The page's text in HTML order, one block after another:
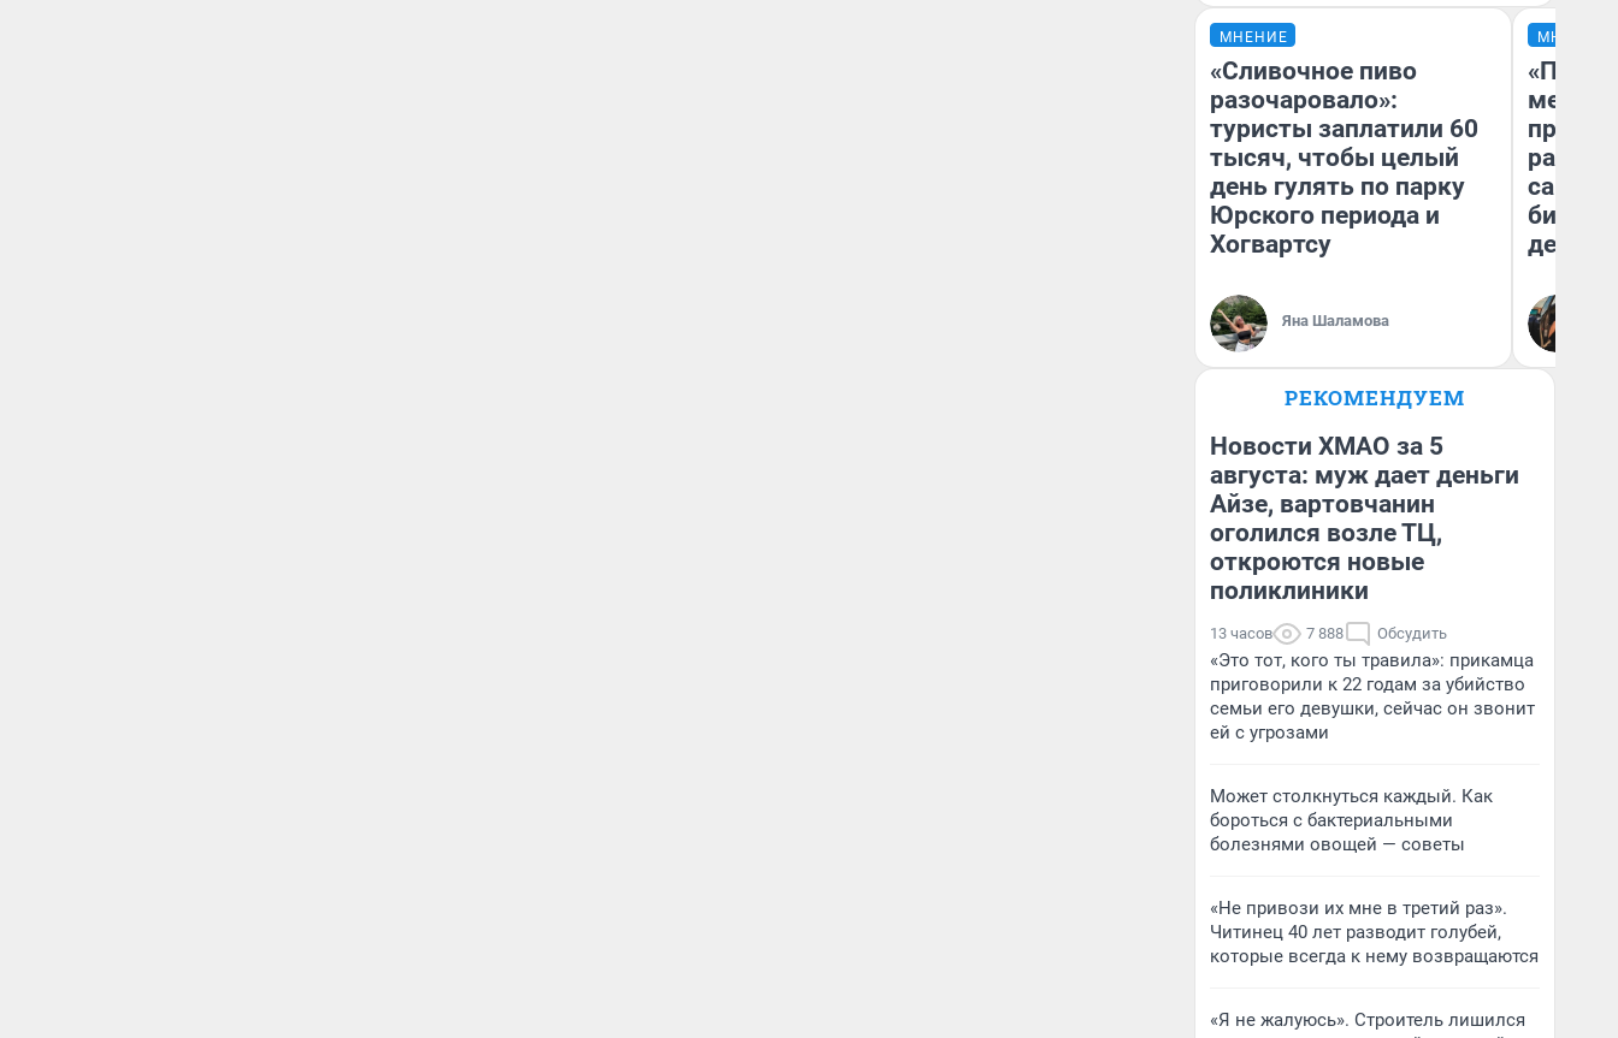
МНЕНИЕ
«Сливочное пиво
разочаровало»:
туристы заплатили 60
тысяч, чтобы целый
день гулять по парку
Юрского периода и
Хогвартсу
Яна Шаламова
МНЕНИЕ
самом
РЕКОМЕНДУЕМ
Новости ХМАО за 5
августа: муж дает деньги
Айзе, вартовчанин
оголился возле ТЦ,
откроются новые
поликлиники
13 часов 7 888 Обсудить
«Это тот, кого ты травила»: прикамца
приговорили к 22 годам за убийство
семьи его девушки, сейчас он звонит
ей с угрозами
Может столкнуться каждый. Как
бороться с бактериальными
болезнями овощей — советы
«Не привози их мне в третий раз».
Читинец 40 лет разводит голубей,
которые всегда к нему возвращаются
«Я не жалуюсь». Строитель лишился